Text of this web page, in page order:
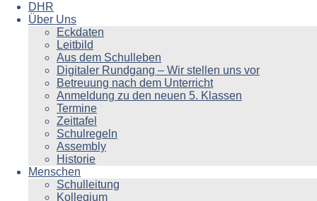
DHR
Über Uns
Eckdaten
Leitbild
Aus dem Schulleben
Digitaler Rundgang – Wir stellen uns vor
Betreuung nach dem Unterricht
Anmeldung zu den neuen 5. Klassen
Termine
Zeittafel
Schulregeln
Assembly
Historie
Menschen
Schulleitung
Kollegium